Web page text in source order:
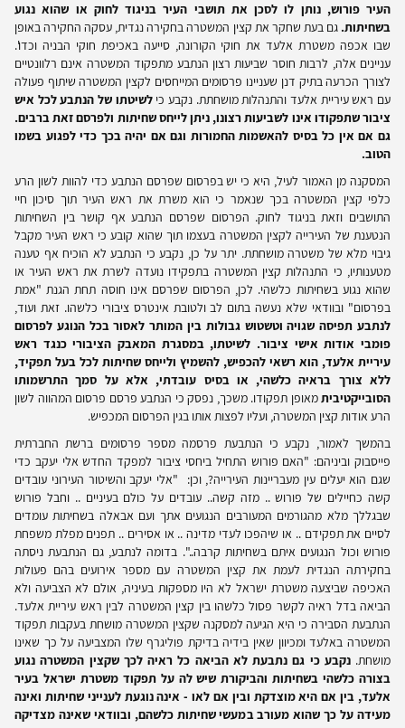
העיר פורוש, נותן לו לסכן את תושבי העיר בניגוד לחוק או שהוא נגוע
בשחיתות. גם בעת שחקר את קצין המשטרה בחקירה נגדית, עסקה החקירה באופן
שבו אכפה משטרת אלעד את חוקי הקורונה, סייעה באכיפת חוקי הבניה וכדו'.
עניינים אלה, לרבות חוסר שביעות רצון הנתבע מתפקוד המשטרה אינם רלוונטיים
לצורך הכרעה בתיק דנן שעניינו פרסומים המייחסים לקצין המשטרה שיתוף פעולה
עם ראש עיריית אלעד והתנהלות מושחתת. נקבע כילשיטתו של הנתבע לכל איש
ציבור שתפקודו אינו לשביעות רצונו, ניתן לייחס שחיתות ולפרסם זאת ברבים.
גם אם אין כל בסיס להאשמות החמורות וגם אם יהיה בכך כדי לפגוע בשמו
הטוב.
המסקנה מן האמור לעיל, היא כי יש בפרסום שפרסם הנתבע כדי להוות לשון הרע
כלפי קצין המשטרה בכך שנאמר כי הוא משרת את ראש העיר תוך סיכון חיי
התושבים וזאת בניגוד לחוק. הפרסום שפרסם הנתבע אף קושר בין השחיתות
הנטענת של העירייה לקצין המשטרה בעצמו תוך שהוא קובע כי ראש העיר מקבל
גיבוי מלא של משטרה מושחתת. יתר על כן, נקבע כי הנתבע לא הוכיח אף טענה
מטענותיו, כי התנהלות קצין המשטרה בתפקידו נועדה לשרת את ראש העיר או
שהוא נגוע בשחיתות כלשהי. לכן, הפרסום שפרסם אינו חוסה תחת הגנת "אמת
בפרסום" ובוודאי שלא נעשה בתום לב ולטובת אינטרס ציבורי כלשהו. זאת ועוד,
לנתבע תפיסה שגויה וטשטוש גבולות בין המותר לאסור בכל הנוגע לפרסום
פומבי אודות אישי ציבור. לשיטתו, במסגרת המאבק הציבורי כנגד ראש
עיריית אלעד, הוא רשאי להכפיש, להשמיץ ולייחס שחיתות לכל בעל תפקיד,
ללא צורך בראיה כלשהי, או בסיס עובדתי, אלא על סמך התרשמותו
הסובייקטיביתמאופן תפקודו. משכך, נפסק כי הנתבע פרסם פרסום המהווה לשון
הרע אודות קצין המשטרה, ועליו לפצות אותו בגין הפרסום המכפיש.
בהמשך לאמור, נקבע כי הנתבעת פרסמה מספר פרסומים ברשת החברתית
פייסבוק וביניהם: "האם פורוש התחיל ביחסי ציבור למפקד החדש אלי יעקב כדי
שגם הוא יעלים עין מעבריינות העירייה?, וכן: "אלי יעקב והשיטור העירוני עובדים
קשה כחיילים של פורוש .. מזה קשה.. עובדים על כולם בעיניים .. וחבל פורוש
שבגללך מלא מהגורמים המעורבים הנגועים אתך ועם אבאלה בשחיתות עומדים
לסיים את תפקידם .. או שיהפכו לעדי מדינה .. או אסירים .. תפנים מפלת משפחת
פורוש וכול הנגועים איתם בשחיתות קרבה..". בדומה לנתבע, גם הנתבעת ניסתה
בחקירתה הנגדית לעמת את קצין המשטרה עם מספר אירועים בהם פעולות
האכיפה שביצעה משטרת ישראל לא היו מספקות בעיניה, אולם לא הצביעה ולא
הביאה בדל ראיה לקשר פסול כלשהו בין קצין המשטרה לבין ראש עיריית אלעד.
הנתבעת הסבירה כי היא הגיעה למסקנה שקצין המשטרה מושחת בעקבות תפקוד
המשטרה באלעד ומכיוון שאין בידיה בדיקת פוליגרף שלו המצביעה על כך שאינו
מושחת.נקבע כי גם נתבעת לא הביאה כל ראיה לכך שקצין המשטרה נגוע
בצורה כלשהי בשחיתות והביקורת שיש לה על תפקוד משטרת ישראל בעיר
אלעד, בין אם היא מוצדקת ובין אם לאו - אינה נוגעת לענייני שחיתות ואינה
מעידה על כך שהוא מעורב במעשי שחיתות כלשהם, ובוודאי שאינה מצדיקה